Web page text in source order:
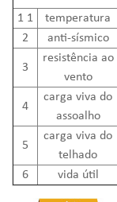
1 1
temperatura
2
anti-sísmico
3
resistência ao
vento
4
carga viva do
assoalho
5
carga viva do
telhado
6 vida útil